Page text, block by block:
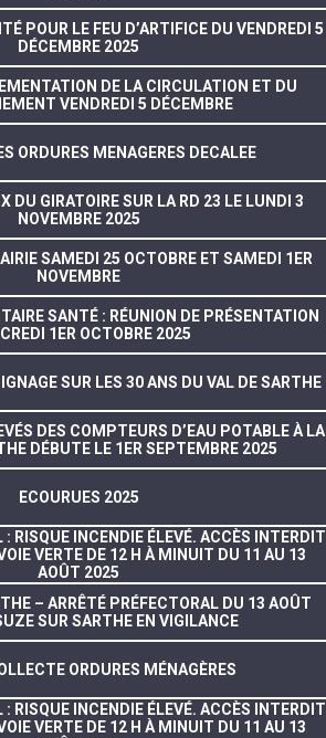
POUR LE FEU D’ARTIFICE DU VENDREDI 5
DÉCEMBRE 2025
DE LA CIRCULATION ET DU
VENDREDI 5 DÉCEMBRE
ORDURES MENAGERES DECALEE
DU GIRATOIRE SUR LA RD 23 LE LUNDI 3
NOVEMBRE 2025
SAMEDI 25 OCTOBRE ET SAMEDI 1ER
NOVEMBRE
SANTÉ : RÉUNION DE PRÉSENTATION
1ER OCTOBRE 2025
SUR LES 30 ANS DU VAL DE SARTHE
DES COMPTEURS D’EAU POTABLE À LA
DÉBUTE LE 1ER SEPTEMBRE 2025
ECOURUES 2025
: RISQUE INCENDIE ÉLEVÉ. ACCÈS INTERDIT
VERTE DE 12 H À MINUIT DU 11 AU 13
AOÛT 2025
– ARRÊTÉ PRÉFECTORAL DU 13 AOÛT
SUR SARTHE EN VIGILANCE
ORDURES MÉNAGÈRES
: RISQUE INCENDIE ÉLEVÉ. ACCÈS INTERDIT
VERTE DE 12 H À MINUIT DU 11 AU 13